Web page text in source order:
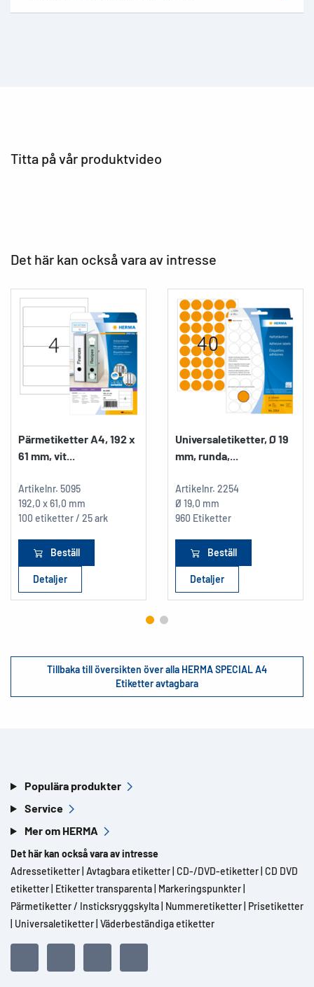
Titta på vår produktvideo
Det här kan också vara av intresse
Pärmetiketter A4, 192 x
61 mm, vit...
Artikelnr. 5095
192,0 x 61,0 mm
100 etiketter / 25 ark
Beställ
Detaljer
Universaletiketter, Ø 19
mm, runda,...
Artikelnr. 2254
Ø 19,0 mm
960 Etiketter
Beställ
Detaljer
Tillbaka till översikten över alla HERMA SPECIAL A4
Etiketter avtagbara
Populära produkter
Service
Mer om HERMA
Det här kan också vara av intresse
Adressetiketter Avtagbara etiketter CD-/DVD-etiketter CD DVD
etiketter Etiketter transparenta Markeringspunkter
Pärmetiketter / Insticksryggskylta Nummeretiketter Prisetiketter
Universaletiketter Väderbeständiga etiketter